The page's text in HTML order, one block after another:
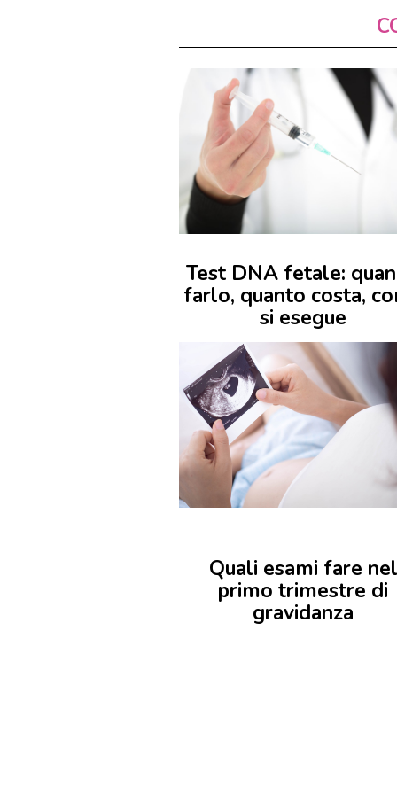
Test DNA fetale:
farlo, quanto costa,
si esegue
Quali esami fare nel
primo trimestre di
gravidanza